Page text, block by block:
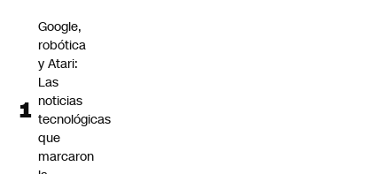
Google,
robótica
y Atari:
Las
noticias
tecnológicas
que
marcaron